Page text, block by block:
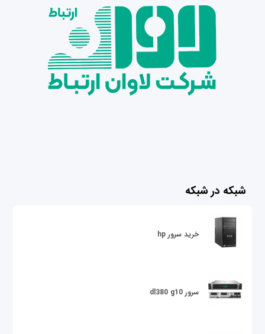
شبکه در شبکه
خرید سرور hp
سرور dl380 g10